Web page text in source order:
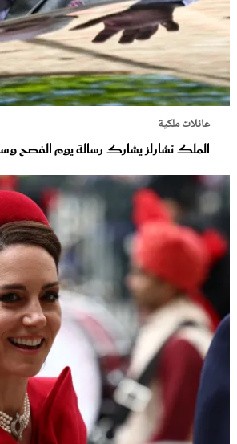
عائلات ملكية
الملك تشارلز يشارك رسالة يوم الفصح